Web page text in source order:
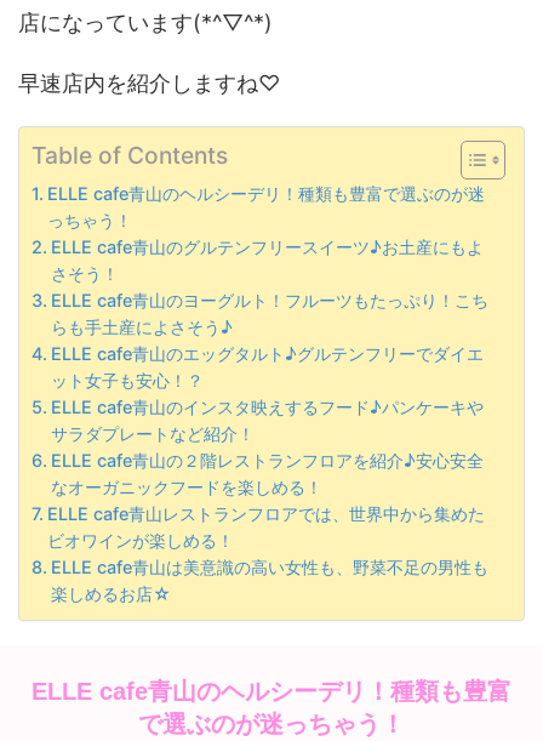
店になっています(*^▽^*)
早速店内を紹介しますね♡
Table of Contents
ELLE cafe青山のヘルシーデリ！種類も豊富で選ぶのが迷
っちゃう！
ELLE cafe青山のグルテンフリースイーツ♪お土産にもよ
さそう！
ELLE cafe青山のヨーグルト！フルーツもたっぷり！こち
らも手土産によさそう♪
ELLE cafe青山のエッグタルト♪グルテンフリーでダイエ
ット女子も安心！？
ELLE cafe青山のインスタ映えするフード♪パンケーキや
サラダプレートなど紹介！
ELLE cafe青山の２階レストランフロアを紹介♪安心安全
なオーガニックフードを楽しめる！
ELLE cafe青山レストランフロアでは、世界中から集めた
ビオワインが楽しめる！
ELLE cafe青山は美意識の高い女性も、野菜不足の男性も
楽しめるお店☆
ELLE cafe青山のヘルシーデリ！種類も豊富
で選ぶのが迷っちゃう！